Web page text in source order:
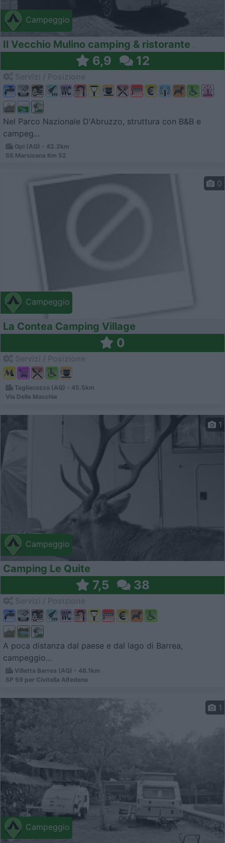
Campeggio
Il Vecchio Mulino camping & ristorante
6,9 12
Nel Parco Nazionale D'Abruzzo, struttura con B&B e
campeg...
Opi (AQ) - 42.2km
SS Marsicana Km 52
Campeggio
0
La Contea Camping Village
0
Tagliacozzo (AQ) - 45.5km
Via Delle Macchie
Campeggio
1
Camping Le Quite
7,5 38
A poca distanza dal paese e dal lago di Barrea,
campeggio...
Villetta Barrea (AQ) - 48.1km
SP 59 per Civitella Alfedena
Campeggio
1